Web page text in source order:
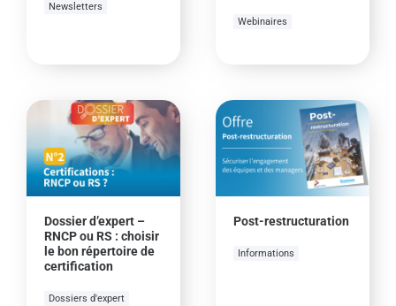
Newsletters
Webinaires
Dossier d’expert –
RNCP ou RS : choisir
le bon répertoire de
certification
Dossiers d'expert
Post-restructuration
Informations